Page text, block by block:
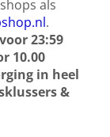
als
.
voor 23:59
10.00
in heel
&